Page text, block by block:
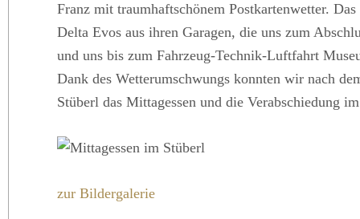
Franz mit traumhaftschönem Postkartenwetter.
Delta Evos aus ihren Garagen, die uns zum
und uns bis zum Fahrzeug-Technik-Luftfahrt
Dank des Wetterumschwungs konnten wir nach
Stüberl das Mittagessen und die Verabschiedung
zur Bildergalerie